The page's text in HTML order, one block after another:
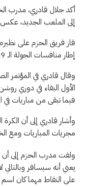
أكد جلال قادري، مدرب
إلى الملعب الجديد، عكس
إطار منافسات الجولة الـ 29 بدوري روشن السعودي للمحترفين.
وقال قادري في المؤتمر
الأول البقاء في دوري
فيما تبقى من مباريات
وأشار قادري إلى أن
مجريات المباريات ومع
ولفت مدرب الحزم إلى أن
يعني أنه سيسافر
على النقاط مهما كان اسم